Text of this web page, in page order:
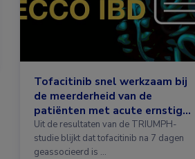
Tofacitinib snel werkzaam bij
de meerderheid van de
patiënten met acute ernstige
colitis ulcerosa
Uit de resultaten van de TRIUMPH-
studie blijkt dat tofacitinib na 7 dagen
geassocieerd is …